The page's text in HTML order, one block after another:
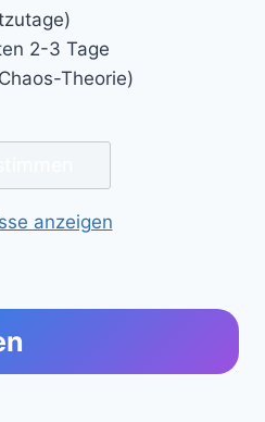
2-3 Tage
Theorie)
anzeigen